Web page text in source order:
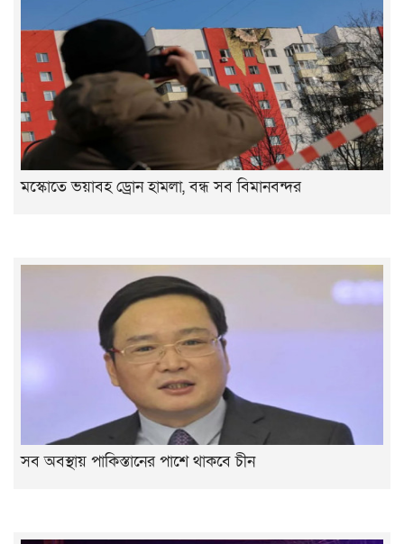
মস্কোতে ভয়াবহ ড্রোন হামলা, বন্ধ সব বিমানবন্দর
সব অবস্থায় পাকিস্তানের পাশে থাকবে চীন